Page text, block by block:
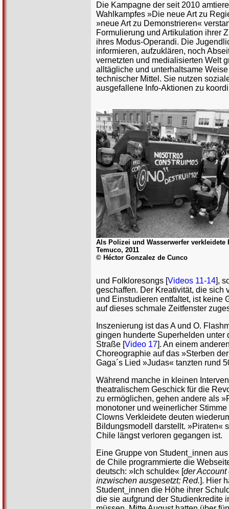
Die Kampagne der seit 2010
Wahlkampfes »Die neue Art zu
»neue Art zu Demonstrieren«
Formulierung und Artikulation ihrer
ihres Modus-Operandi. Die
informieren, aufzuklären, noch
vernetzten und medialisierten Welt
alltägliche und unterhaltsame
technischer Mittel. Sie nutzen
ausgefallene Info-Aktionen zu
Als Polizei und Wasserwerfer verkleidete
Temuco, 2011
© Héctor Gonzalez de Cunco
und Folkloresongs [Videos 11-14],
geschaffen. Der Kreativität, die sich
und Einstudieren entfaltet, ist keine
auf dieses schmale Zeitfenster
Inszenierung ist das A und O.
gingen hunderte Superhelden unter
Straße [Video 17]. An einem
Choreographie auf das »Sterben
Gaga´s Lied »Judas« tanzten rund
Während manche in kleinen
theatralischem Geschick für die
zu ermöglichen, gehen andere als
monotoner und weinerlicher
Clowns Verkleidete deuten
Bildungsmodell darstellt. »Piraten«
Chile längst verloren gegangen ist.
Eine Gruppe von Student_innen
de Chile programmierte die
deutsch: »Ich schulde« [der Account
inzwischen ausgesetzt; Red.]. Hier
Student_innen die Höhe ihrer
die sie aufgrund der Studienkredite